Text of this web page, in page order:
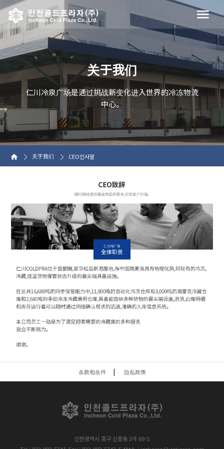
关于我们
仁川冷泉广场是通过挑战新变化进入世界的冷冻物流
中心。
关于我们 CEO인사말
条款和条件 隐私政策
인천광역시 중구 신흥동 3가 69-5